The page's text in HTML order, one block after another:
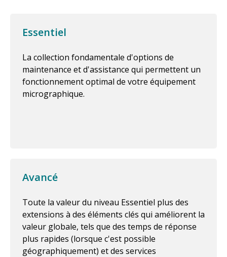
Essentiel
La collection fondamentale d'options de
maintenance et d'assistance qui permettent un
fonctionnement optimal de votre équipement
micrographique.
Avancé
Toute la valeur du niveau Essentiel plus des
extensions à des éléments clés qui améliorent la
valeur globale, tels que des temps de réponse
plus rapides (lorsque c'est possible
géographiquement) et des services